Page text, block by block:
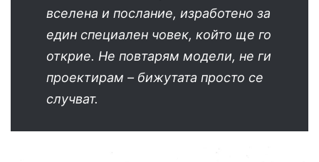
вселена и послание, изработено за
един специален човек, който ще го
открие. Не повтарям модели, не ги
проектирам – бижутата просто се
случват.